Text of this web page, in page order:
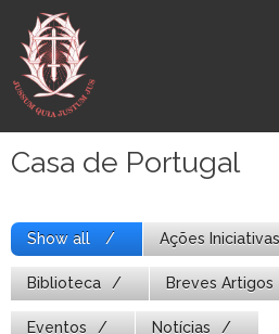
para
conteúdo
Casa de Portugal
Show all Ações
Biblioteca Breves Artigos
Eventos Notícias